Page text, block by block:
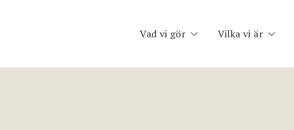
Vad vi gör Vilka vi är